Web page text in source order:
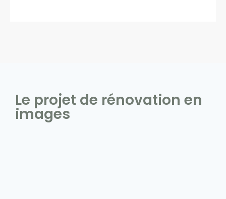
Le projet de rénovation en
images